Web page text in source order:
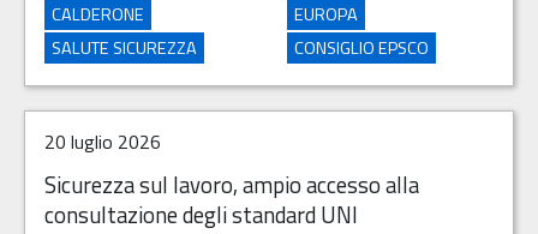
CALDERONE
SALUTE SICUREZZA
EUROPA
CONSIGLIO EPSCO
20 luglio 2026
Sicurezza sul lavoro, ampio accesso alla
consultazione degli standard UNI